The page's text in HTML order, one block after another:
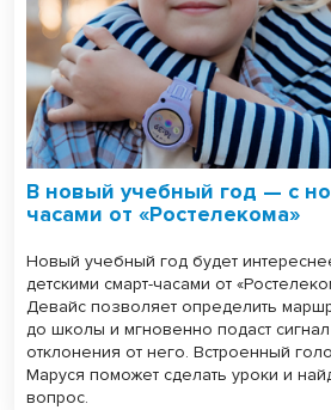
В новый учебный год — с
часами от «Ростелекома»
Новый учебный год будет
детскими смарт-часами от
Девайс позволяет определить
до школы и мгновенно подаст
отклонения от него. Встроенный
Маруся поможет сделать уроки и
вопрос.